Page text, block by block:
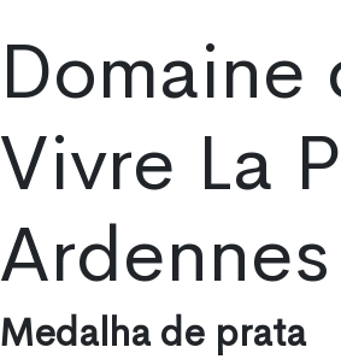
Domaine
Vivre La
Medalha de prata